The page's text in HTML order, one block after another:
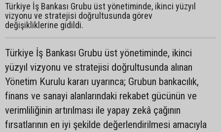
Türkiye İş Bankası Grubu üst yönetiminde, ikinci yüzyıl
vizyonu ve stratejisi doğrultusunda görev
değişikliklerine gidildi.
Türkiye İş Bankası Grubu üst yönetiminde, ikinci
yüzyıl vizyonu ve stratejisi doğrultusunda alınan
Yönetim Kurulu kararı uyarınca; Grubun bankacılık,
finans ve sanayi alanlarındaki rekabet gücünün ve
verimliliğinin artırılması ile yapay zekâ çağının
fırsatlarının en iyi şekilde değerlendirilmesi amacıyla